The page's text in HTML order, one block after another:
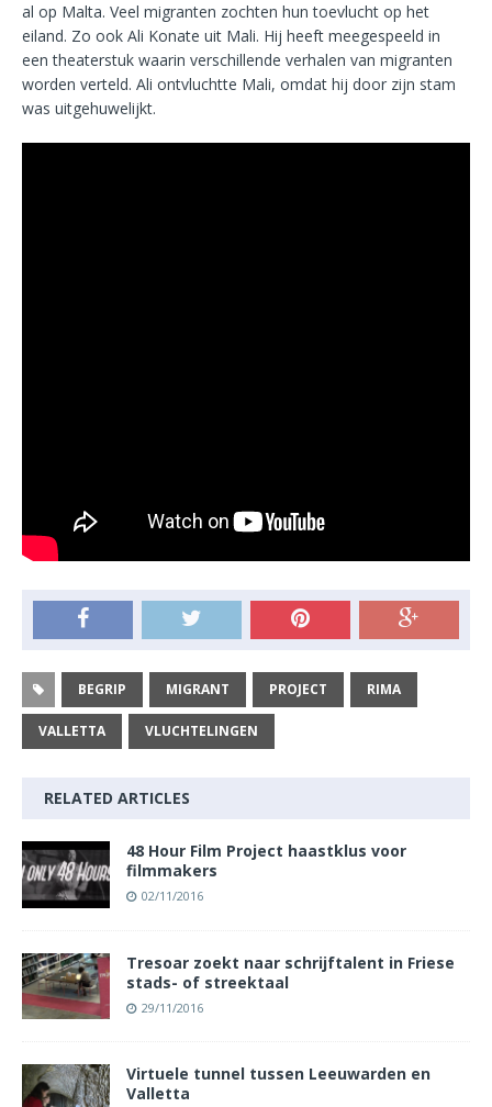
al op Malta. Veel migranten zochten hun toevlucht op het
eiland. Zo ook Ali Konate uit Mali. Hij heeft meegespeeld in
een theaterstuk waarin verschillende verhalen van migranten
worden verteld. Ali ontvluchtte Mali, omdat hij door zijn stam
was uitgehuwelijkt.
BEGRIP MIGRANT PROJECT RIMA
VALLETTA VLUCHTELINGEN
RELATED ARTICLES
48 Hour Film Project haastklus voor
filmmakers
02/11/2016
Tresoar zoekt naar schrijftalent in Friese
stads- of streektaal
29/11/2016
Virtuele tunnel tussen Leeuwarden en
Valletta